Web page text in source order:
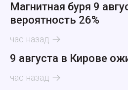
Магнитная буря 9
вероятность 26%
час назад
9 августа в Кирове
час назад